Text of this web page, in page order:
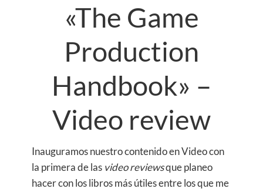
«The Game
Production
Handbook» –
Video review
Inauguramos nuestro contenido en Video con
la primera de las video reviewsque planeo
hacer con los libros más útiles entre los que me